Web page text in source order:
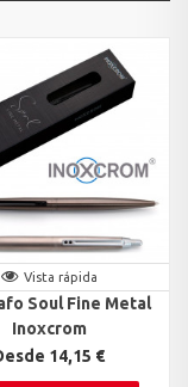
Vista rápida
Soul Fine Metal
Inoxcrom
14,15 €